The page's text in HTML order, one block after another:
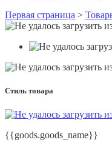
Первая страница >
Стиль товара
{{goods.goods_name}}